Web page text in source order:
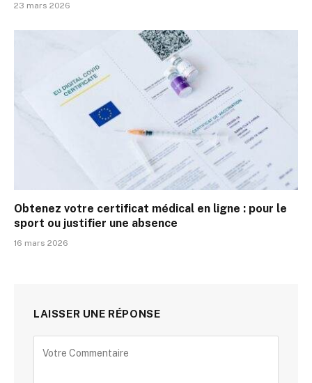
23 mars 2026
Obtenez votre certificat médical en ligne : pour le
sport ou justifier une absence
16 mars 2026
LAISSER UNE RÉPONSE